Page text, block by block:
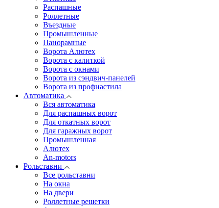
Распашные
Роллетные
Въездные
Промышленные
Панорамные
Ворота Алютех
Ворота с калиткой
Ворота c окнами
Ворота из сэндвич-панелей
Ворота из профнастила
Автоматика
Вся автоматика
Для распашных ворот
Для откатных ворот
Для гаражных ворот
Промышленная
Алютех
An-motors
Рольставни
Все рольставни
На окна
На двери
Роллетные решетки